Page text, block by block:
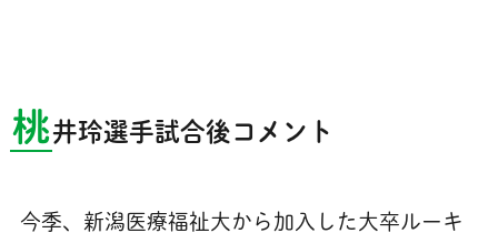
桃井玲選手試合後コメント
今季、新潟医療福祉大から加入した大卒ルーキ